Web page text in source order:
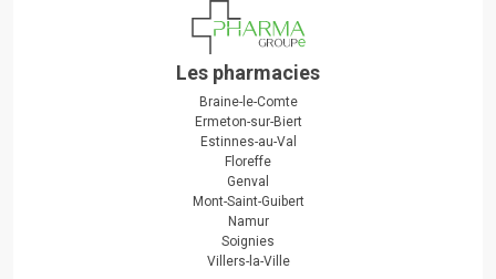
Les pharmacies
Braine-le-Comte
Ermeton-sur-Biert
Estinnes-au-Val
Floreffe
Genval
Mont-Saint-Guibert
Namur
Soignies
Villers-la-Ville